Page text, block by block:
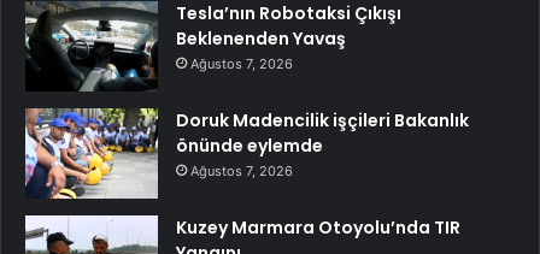
Tesla’nın Robotaksi Çıkışı
Beklenenden Yavaş
Ağustos 7, 2026
Doruk Madencilik işçileri Bakanlık
önünde eylemde
Ağustos 7, 2026
Kuzey Marmara Otoyolu’nda TIR